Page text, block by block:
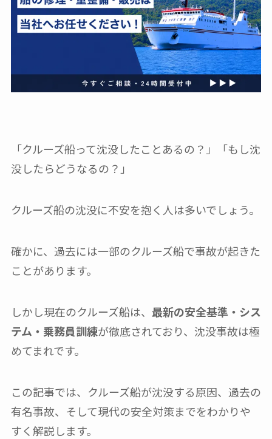
「クルーズ船って沈没したことあるの？」「もし沈
没したらどうなるの？」
クルーズ船の沈没に不安を抱く人は多いでしょう。
確かに、過去には一部のクルーズ船で事故が起きた
ことがあります。
しかし現在のクルーズ船は、 最新の安全基準・シス
テム・乗務員訓練が徹底されており、沈没事故は極
めてまれです。
この記事では、クルーズ船が沈没する原因、過去の
有名事故、そして現代の安全対策までをわかりや
すく解説します。